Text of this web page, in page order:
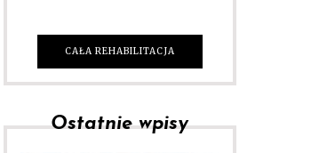
CAŁA REHABILITACJA
Ostatnie wpisy